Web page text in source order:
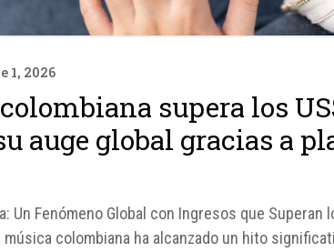
1, 2026
supera los
auge global gracias a
Un Fenómeno Global con Ingresos que Superan
colombiana ha alcanzado un hito